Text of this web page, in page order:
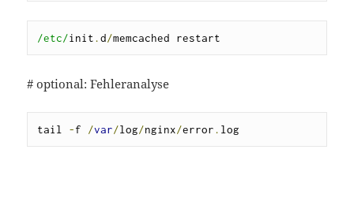
/etc/init.d/memcached restart
# optional: Fehleranalyse
tail -f /var/log/nginx/error. log